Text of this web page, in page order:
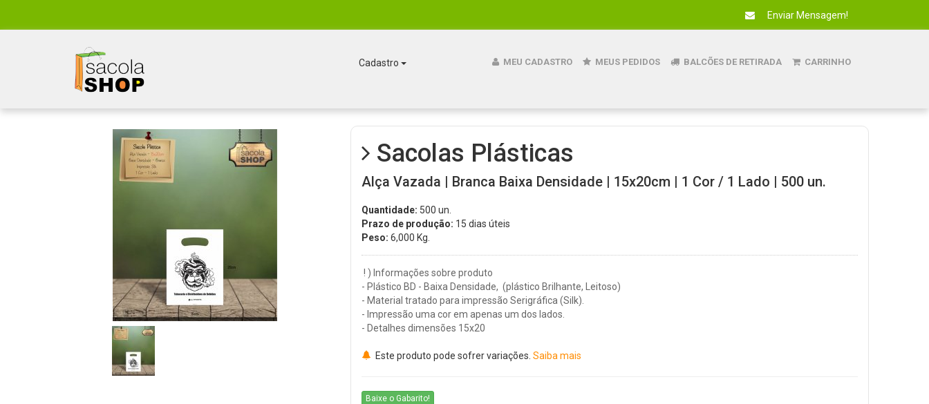
Enviar Mensagem!
Cadastro MEU CADASTRO MEUS PEDIDOS BALCÕES DE RETIRADA CARRINHO
Sacolas Plásticas
Alça Vazada | Branca Baixa Densidade | 15x20cm | 1 Cor / 1 Lado | 500 un.
Quantidade: 500 un.
Prazo de produção: 15 dias úteis
Peso: 6,000 Kg.
! ) Informações sobre produto
- Plástico BD - Baixa Densidade, (plástico Brilhante, Leitoso)
- Material tratado para impressão Serigráfica (Silk).
- Impressão uma cor em apenas um dos lados.
- Detalhes dimensões 15x20
Este produto pode sofrer variações. Saiba mais
Baixe o Gabarito!